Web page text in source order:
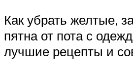
Как убрать желтые,
пятна от пота с
лучшие рецепты и